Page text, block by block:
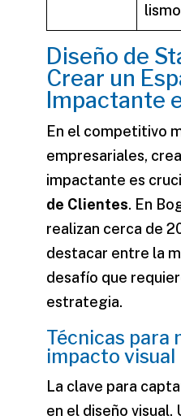
lismo
Diseño de
Crear un
Impactante
En el competitivo
empresariales,
impactante es
de Clientes. En
realizan cerca de
destacar entre la
desafío que
estrategia.
Técnicas para
impacto visual
La clave para
en el diseño visual.